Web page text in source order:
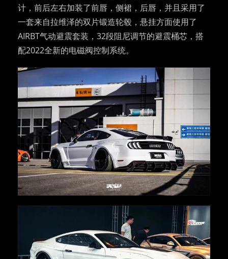
计，前后左右加装了前唇，侧裙，后唇，并且采用了
一套来自拉维泽的双片锻造轮毂，悬挂方面使用了
AIRBT气动避震套装，32段阻尼调节的避震桶芯，搭
配2022全新的电磁阀控制系统。